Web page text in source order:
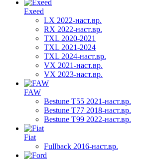
Exeed
LX 2022-наст.вр.
RX 2022-наст.вр.
TXL 2020-2021
TXL 2021-2024
TXL 2024-наст.вр.
VX 2021-наст.вр.
VX 2023-наст.вр.
FAW
Bestune T55 2021-наст.вр.
Bestune T77 2018-наст.вр.
Bestune T99 2022-наст.вр.
Fiat
Fullback 2016-наст.вр.